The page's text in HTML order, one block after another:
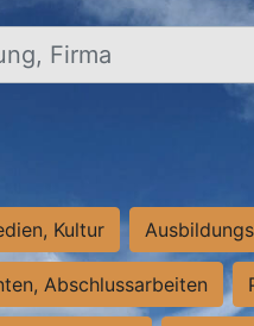
Kultur
Abschlussarbeiten